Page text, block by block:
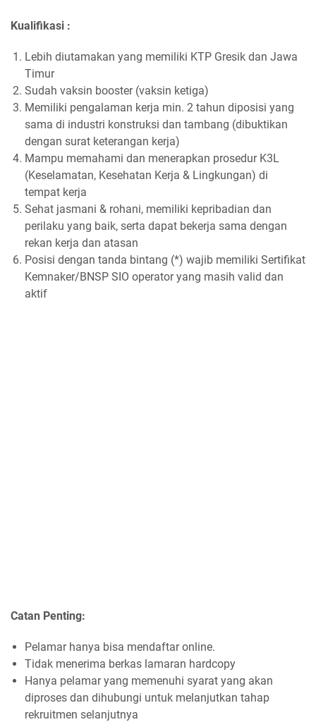
Kualifikasi :
Lebih diutamakan yang memiliki KTP Gresik dan Jawa
Timur
Sudah vaksin booster (vaksin ketiga)
Memiliki pengalaman kerja min. 2 tahun diposisi yang
sama di industri konstruksi dan tambang (dibuktikan
dengan surat keterangan kerja)
Mampu memahami dan menerapkan prosedur K3L
(Keselamatan, Kesehatan Kerja & Lingkungan) di
tempat kerja
Sehat jasmani & rohani, memiliki kepribadian dan
perilaku yang baik, serta dapat bekerja sama dengan
rekan kerja dan atasan
Posisi dengan tanda bintang (*) wajib memiliki Sertifikat
Kemnaker/BNSP SIO operator yang masih valid dan
aktif
Catan Penting:
Pelamar hanya bisa mendaftar online.
Tidak menerima berkas lamaran hardcopy
Hanya pelamar yang memenuhi syarat yang akan
diproses dan dihubungi untuk melanjutkan tahap
rekruitmen selanjutnya